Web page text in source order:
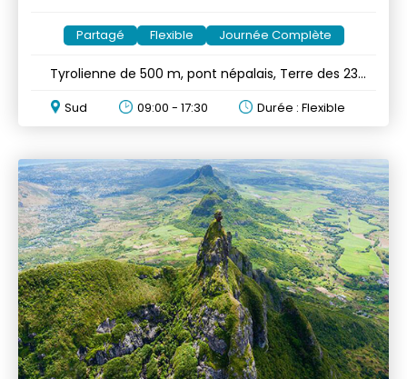
Partagé Flexible Journée Complète
Tyrolienne de 500 m, pont népalais, Terre des 23
Sud 09:00 - 17:30 Durée : Flexible